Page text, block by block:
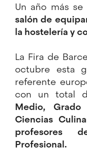
Un año más se
salón de
la hostelería y
La Fira de
octubre esta
referente
con un total
Medio,
Ciencias
profesores
Profesional.